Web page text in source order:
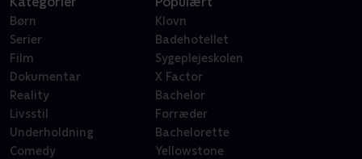
Børn
Serier
Film
Dokumentar
Reality
Livsstil
Underholdning
Comedy
Klovn
Badehotellet
Sygeplejeskolen
X Factor
Bachelor
Forræder
Bachelorette
Yellowstone